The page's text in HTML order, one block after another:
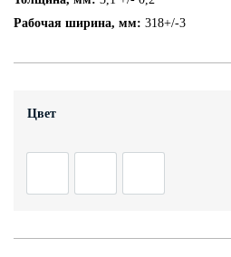
Рабочая ширина, мм: 318+/-3
Цвет